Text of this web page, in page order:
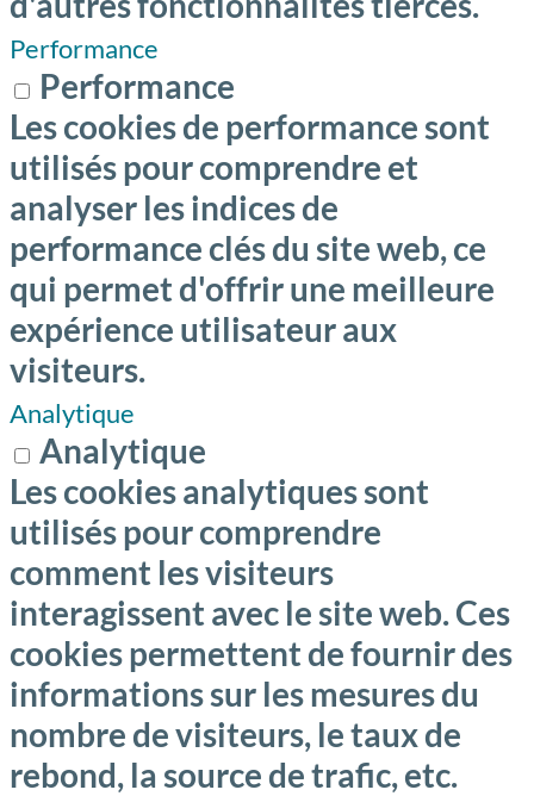
Performance
Performance
Les cookies de performance sont
utilisés pour comprendre et
analyser les indices de
performance clés du site web, ce
qui permet d'offrir une meilleure
expérience utilisateur aux
visiteurs.
Analytique
Analytique
Les cookies analytiques sont
utilisés pour comprendre
comment les visiteurs
interagissent avec le site web. Ces
cookies permettent de fournir des
informations sur les mesures du
nombre de visiteurs, le taux de
rebond, la source de trafic, etc.